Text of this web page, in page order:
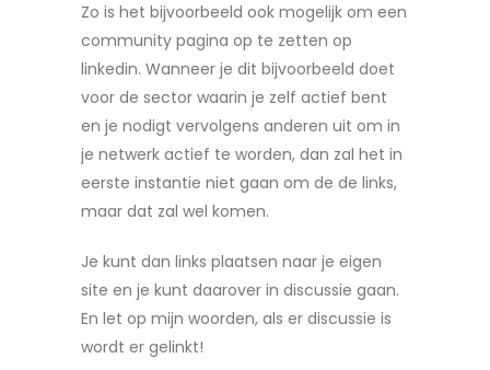
Zo is het bijvoorbeeld ook mogelijk om een
community pagina op te zetten op
linkedin. Wanneer je dit bijvoorbeeld doet
voor de sector waarin je zelf actief bent
en je nodigt vervolgens anderen uit om in
je netwerk actief te worden, dan zal het in
eerste instantie niet gaan om de de links,
maar dat zal wel komen.
Je kunt dan links plaatsen naar je eigen
site en je kunt daarover in discussie gaan.
En let op mijn woorden, als er discussie is
wordt er gelinkt!